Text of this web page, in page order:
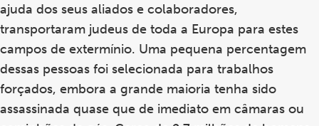
ajuda dos seus aliados e colaboradores,
transportaram judeus de toda a Europa para estes
campos de extermínio. Uma pequena percentagem
dessas pessoas foi selecionada para trabalhos
forçados, embora a grande maioria tenha sido
assassinada quase que de imediato em câmaras ou